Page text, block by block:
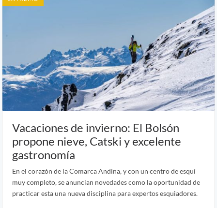
Vacaciones de invierno: El Bolsón
propone nieve, Catski y excelente
gastronomía
En el corazón de la Comarca Andina, y con un centro de esquí
muy completo, se anuncian novedades como la oportunidad de
practicar esta una nueva disciplina para expertos esquiadores.